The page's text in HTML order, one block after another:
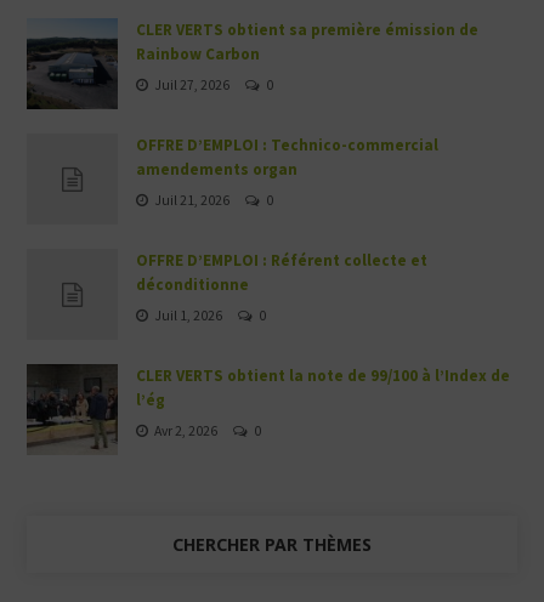
CLER VERTS obtient sa première émission de
Rainbow Carbon
Juil 27, 2026 0
OFFRE D’EMPLOI : Technico-commercial
amendements organ
Juil 21, 2026 0
OFFRE D’EMPLOI : Référent collecte et
déconditionne
Juil 1, 2026 0
CLER VERTS obtient la note de 99/100 à l’Index de
l’ég
Avr 2, 2026 0
CHERCHER PAR THÈMES